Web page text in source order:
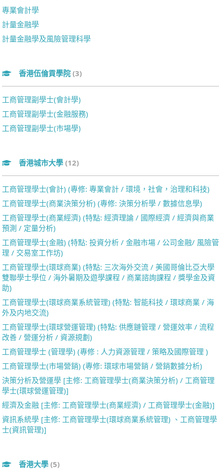
專業會計學
計量金融學
計量金融學及風險管理科學
香港伍倫貢學院 (3)
工商管理副學士(會計學)
工商管理副學士(金融服務)
工商管理副學士(市場學)
香港城市大學 (12)
工商管理學士(會計) (專修: 專業會計 / 環境，社會，治理和科技)
工商管理學士(商業決策分析) (專修: 決策分析學 / 數據信息學)
工商管理學士(商業經濟) (特點: 經濟理論 / 國際經濟 / 經濟與商業
預測 / 定量分析)
工商管理學士(金融) (特點: 投資分析 / 金融市場 / 公司金融/ 風險管
理 / 交易室工作坊)
工商管理學士(環球商業) (特點: 三次海外交流 / 美國哥倫比亞大學
雙聯學士學位 / 海外暑期及遊學課程 / 商業諮詢課程 / 獎學金及資
助)
工商管理學士(環球商業系統管理) (特點: 智能科技 / 環球商業 / 海
外及内地交流)
工商管理學士(環球營運管理) (特點: 供應鏈管理 / 營運效率 / 流程
改善 / 營運分析 / 資源規劃)
工商管理學士 (管理學) (專修 : 人力資源管理 / 策略及國際管理 )
工商管理學士(市場營銷) (專修: 環球市場營銷 / 營銷數據分析)
決策分析及營運學 [主修: 工商管理學士(商業決策分析) / 工商管理
學士(環球營運管理)]
經濟及金融 [主修: 工商管理學士(商業經濟) / 工商管理學士(金融)]
資訊系統學 [主修: 工商管理學士(環球商業系統管理) 、工商管理學
士(資訊管理)]
香港大學 (5)